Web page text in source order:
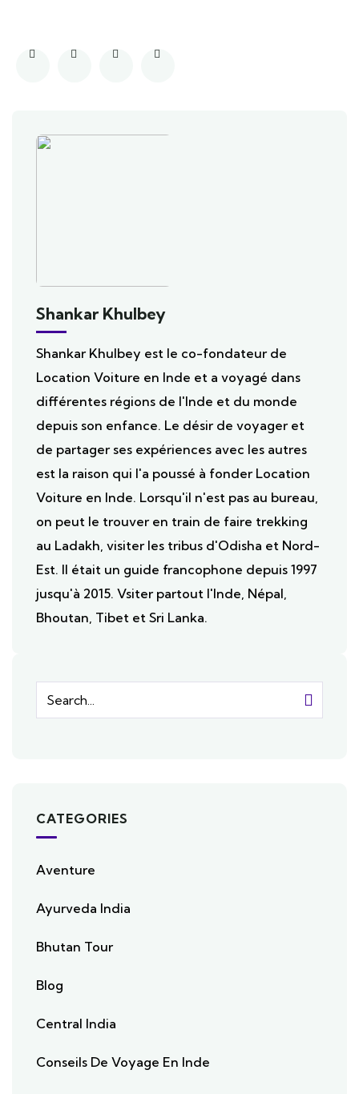
Shankar Khulbey
Shankar Khulbey est le co-fondateur de
Location Voiture en Inde et a voyagé dans
différentes régions de l'Inde et du monde
depuis son enfance. Le désir de voyager et
de partager ses expériences avec les autres
est la raison qui l'a poussé à fonder Location
Voiture en Inde. Lorsqu'il n'est pas au bureau,
on peut le trouver en train de faire trekking
au Ladakh, visiter les tribus d'Odisha et Nord-
Est. Il était un guide francophone depuis 1997
jusqu'à 2015. Vsiter partout l'Inde, Népal,
Bhoutan, Tibet et Sri Lanka.
CATEGORIES
Aventure
Ayurveda India
Bhutan Tour
Blog
Central India
Conseils De Voyage En Inde